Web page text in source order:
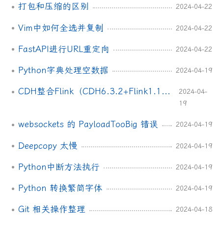
打包和压缩的区别 2024-04-22
Vim中如何全选并复制 2024-04-22
FastAPI进行URL重定向 2024-04-22
Python字典处理空数据 2024-04-19
CDH整合Flink（CDH6.3.2+Flink1.12.0）
2024-04-
19
websockets 的 PayloadTooBig 错误 2024-04-19
Deepcopy 太慢 2024-04-19
Python中断方法执行 2024-04-19
Python 转换繁简字体 2024-04-19
Git 相关操作整理 2024-04-18